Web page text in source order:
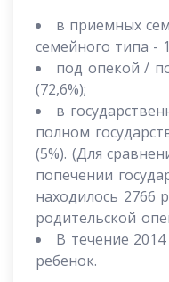
в приемных
семейного типа -
под опекой /
(72,6%);
в
полном
(5%). (Для
попечении
находилось 2766
родительской
В течение
ребенок.